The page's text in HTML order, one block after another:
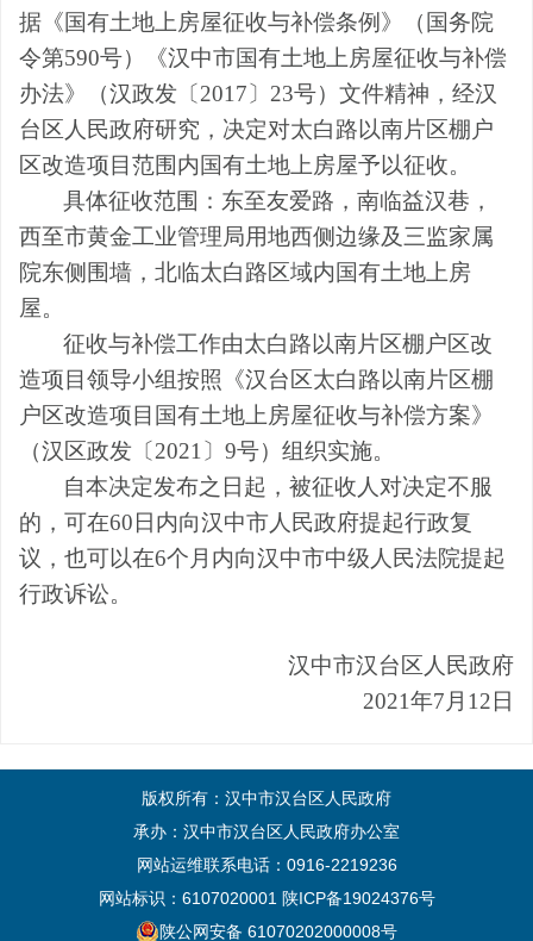
据《国有土地上房屋征收与补偿条例》（国务院
令第590号）《汉中市国有土地上房屋征收与补偿
办法》
（汉政发〔 2017 〕 23号）文件精神，经汉
台区人民政府研究，决定对太白路以南片区棚户
区改造项目范围内国有土地上房屋予以征收。
具体征收范围： 东至友爱路，南临益汉巷，
西至市黄金工业管理局用地西侧边缘及三监家属
院东侧围墙，北临太白路区域内国有土地上房
屋。
征收与补偿工作由太白路以南片区棚户区改
造项目领导小组按照《汉台区太白路以南片区棚
户区改造项目国有土地上房屋征收与补偿方案》
（汉区政发 〔 2021 〕 9号）组织实施。
自本决定发布之日起，被征收人对决定不服
的，可在60 日内向汉中市人民政府提起行政复
议，也可以在6个月内向汉中市中级人民法院提起
行政诉讼。
汉中市汉台区人民政府
2021年7 月 12 日
版权所有：汉中市汉台区人民政府
承办：汉中市汉台区人民政府办公室
网站运维联系电话：0916-2219236
网站标识：6107020001 陕ICP备19024376号
陕公网安备 61070202000008号